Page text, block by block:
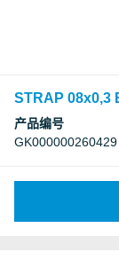
STRAP 08x0,3
产品编号
GK000000260429